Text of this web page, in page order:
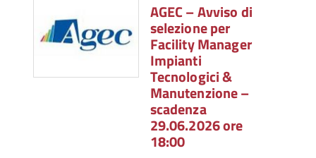
AGEC – Avviso di
selezione per
Facility Manager
Impianti
Tecnologici &
Manutenzione –
scadenza
29.06.2026 ore
18:00